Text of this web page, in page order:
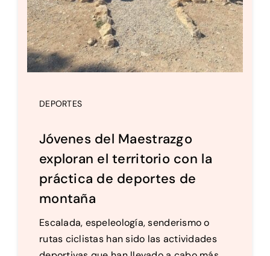
DEPORTES
Jóvenes del Maestrazgo
exploran el territorio con la
práctica de deportes de
montaña
Escalada, espeleología, senderismo o
rutas ciclistas han sido las actividades